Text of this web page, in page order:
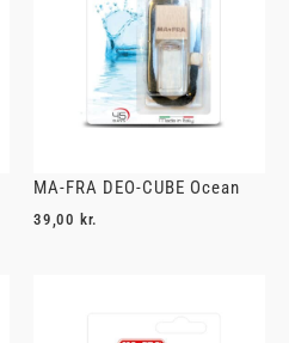
MA-FRA DEO-CUBE Ocean
39,00 kr.